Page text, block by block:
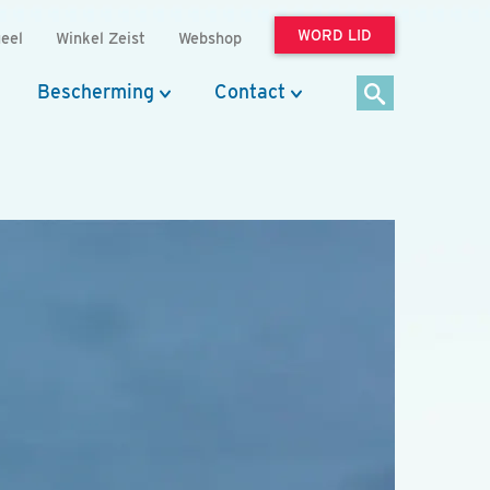
Winkel Zeist Webshop WORD LID
Bescherming Contact